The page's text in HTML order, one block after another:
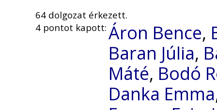
64 dolgozat érkezett.
4 pontot kapott: Áron Bence,
Baran Júlia,
Máté, Bodó
Danka Emma